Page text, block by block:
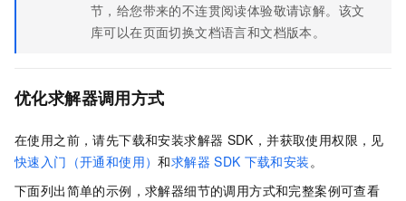
节，给您带来的不连贯阅读体验敬请谅解。该文
库可以在页面切换文档语言和文档版本。
优化求解器调用方式
在使用之前，请先下载和安装求解器 SDK，并获取使用权限，见
快速入门（开通和使用）和求解器 SDK 下载和安装。
下面列出简单的示例，求解器细节的调用方式和完整案例可查看